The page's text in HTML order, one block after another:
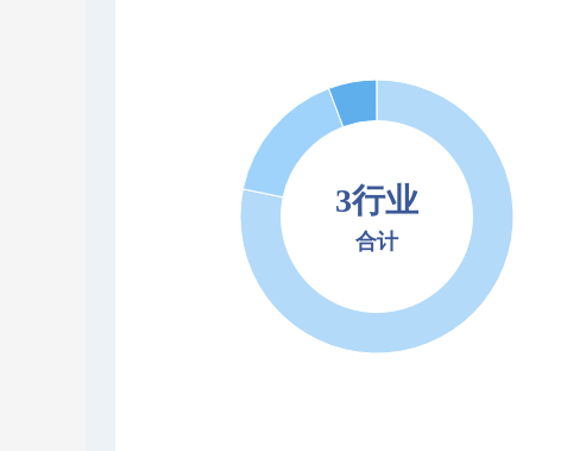
3行业
合计